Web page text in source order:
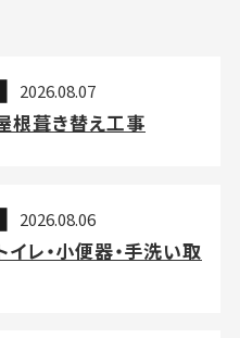
2026.08.07
根葺き替え工事
2026.08.06
イレ・小便器・手洗い取